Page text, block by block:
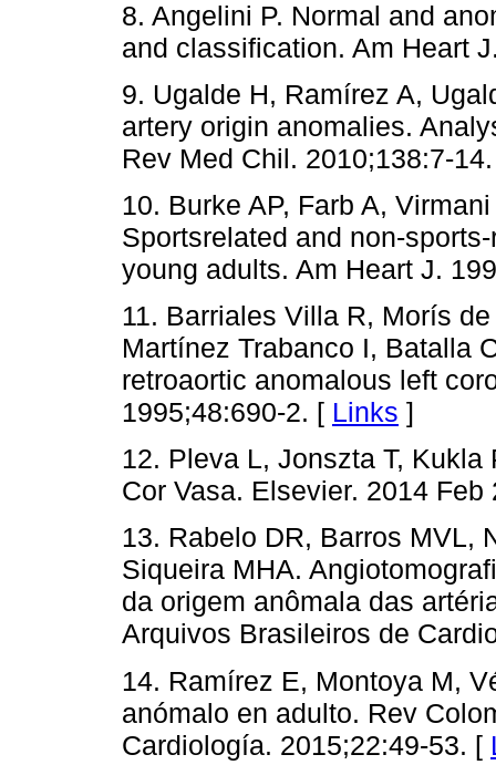
8. Angelini P. Normal and
and classification. Am Heart
9. Ugalde H, Ramírez A,
artery origin anomalies.
Rev Med Chil. 2010;138:7-
10. Burke AP, Farb A,
Sportsrelated and non-
young adults. Am Heart J.
11. Barriales Villa R, Morís
Martínez Trabanco I, Batalla
retroaortic anomalous left
1995;48:690-2. [ Links ]
12. Pleva L, Jonszta T,
Cor Vasa. Elsevier. 2014
13. Rabelo DR, Barros MVL,
Siqueira MHA.
da origem anômala das
Arquivos Brasileiros de
14. Ramírez E, Montoya M,
anómalo en adulto. Rev
Cardiología. 2015;22:49-53. [